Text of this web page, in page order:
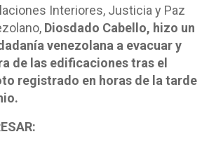
Interiores, Justicia y Paz
Diosdado Cabello, hizo un
venezolana a evacuar y
de las edificaciones tras el
registrado en horas de la tarde